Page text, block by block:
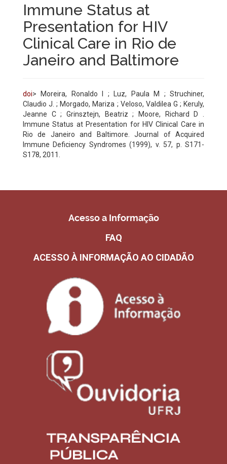
Immune Status at
Presentation for HIV
Clinical Care in Rio de
Janeiro and Baltimore
doi> Moreira, Ronaldo I ; Luz, Paula M ; Struchiner,
Claudio J. ; Morgado, Mariza ; Veloso, Valdilea G ; Keruly,
Jeanne C ; Grinsztejn, Beatriz ; Moore, Richard D .
Immune Status at Presentation for HIV Clinical Care in
Rio de Janeiro and Baltimore. Journal of Acquired
Immune Deficiency Syndromes (1999), v. 57, p. S171-
S178, 2011.
Acesso a Informação
FAQ
ACESSO À INFORMAÇÃO AO CIDADÃO